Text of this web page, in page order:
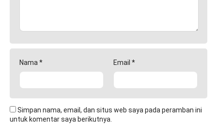
Nama* Email *
Simpan nama, email, dan situs web saya pada peramban ini
untuk komentar saya berikutnya.